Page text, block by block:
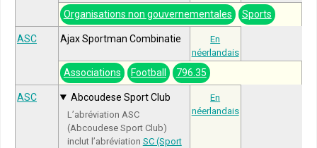
Organisations non gouvernementales Sports
ASC Ajax Sportman Combinatie
En
néerlandais
Associations Football 796.35
ASC Abcoudese Sport Club
L’abréviation ASC
(Abcoudese Sport Club)
inclut l’abréviation SC (Sport
En
néerlandais